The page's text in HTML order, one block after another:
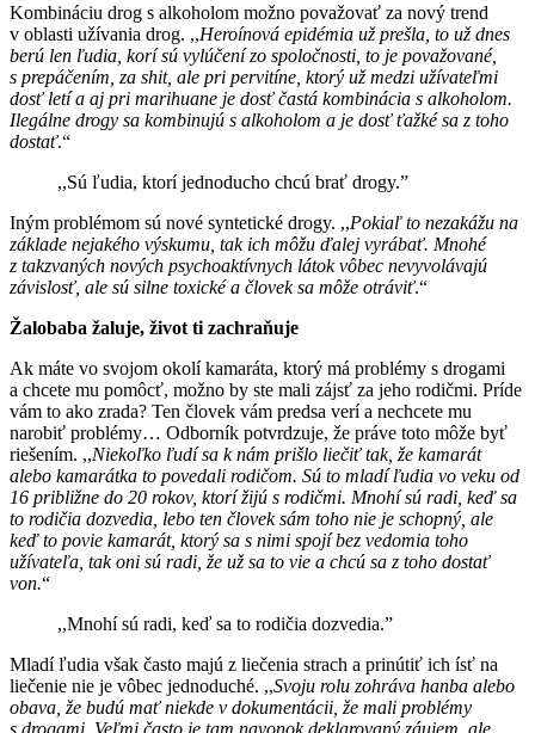
Kombináciu drog s alkoholom možno považovať za nový trend
v oblasti užívania drog. ,,Heroínová epidémia už prešla, to už dnes
berú len ľudia, korí sú vylúčení zo spoločnosti, to je považované,
s prepáčením, za shit, ale pri pervitíne, ktorý už medzi užívateľmi
dosť letí a aj pri marihuane je dosť častá kombinácia s alkoholom.
Ilegálne drogy sa kombinujú s alkoholom a je dosť ťažké sa z toho
dostať.“
,,Sú ľudia, ktorí jednoducho chcú brať drogy.”
Iným problémom sú nové syntetické drogy. ,,Pokiaľ to nezakážu na
základe nejakého výskumu, tak ich môžu ďalej vyrábať. Mnohé
z takzvaných nových psychoaktívnych látok vôbec nevyvolávajú
závislosť, ale sú silne toxické a človek sa môže otráviť.“
Žalobaba žaluje, život ti zachraňuje
Ak máte vo svojom okolí kamaráta, ktorý má problémy s drogami
a chcete mu pomôcť, možno by ste mali zájsť za jeho rodičmi. Príde
vám to ako zrada? Ten človek vám predsa verí a nechcete mu
narobiť problémy… Odborník potvrdzuje, že práve toto môže byť
riešením. ,,Niekoľko ľudí sa k nám prišlo liečiť tak, že kamarát
alebo kamarátka to povedali rodičom. Sú to mladí ľudia vo veku od
16 približne do 20 rokov, ktorí žijú s rodičmi. Mnohí sú radi, keď sa
to rodičia dozvedia, lebo ten človek sám toho nie je schopný, ale
keď to povie kamarát, ktorý sa s nimi spojí bez vedomia toho
užívateľa, tak oni sú radi, že už sa to vie a chcú sa z toho dostať
von.“
,,Mnohí sú radi, keď sa to rodičia dozvedia.”
Mladí ľudia však často majú z liečenia strach a prinútiť ich ísť na
liečenie nie je vôbec jednoduché. ,,Svoju rolu zohráva hanba alebo
obava, že budú mať niekde v dokumentácii, že mali problémy
s drogami. Veľmi často je tam navonok deklarovaný záujem, ale